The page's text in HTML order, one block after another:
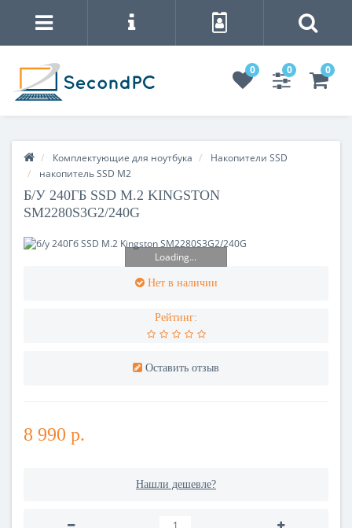
0 0 0
Комплектующие для ноутбука
Накопители SSD
накопитель SSD M2
Б/У 240ГБ SSD M.2 KINGSTON
SM2280S3G2/240G
Loading...
Нет в наличии
Рейтинг:
Оставить отзыв
8 990 р.
Нашли дешевле?